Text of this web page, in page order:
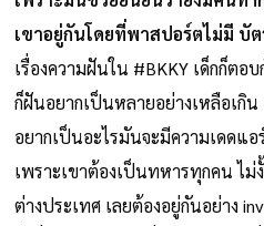
เขาอยู่กันโดยที่พาสปอร์ตไม่มี บั
เรื่องความฝันใน #BKKY เด็กก็ตอ
ก็ฝันอยากเป็นหลายอย่างเหลือเกิ
อยากเป็นอะไรมันจะมีความเดดแ
เพราะเขาต้องเป็นทหารทุกคน ไ
ต่างประเทศ เลยต้องอยู่กันอย่าง